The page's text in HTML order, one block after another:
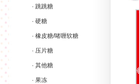
· 跳跳糖
· 硬糖
· 橡皮糖/啫喱软糖
· 压片糖
· 其他糖
· 果冻